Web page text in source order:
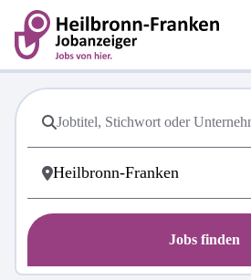
Jobs finden